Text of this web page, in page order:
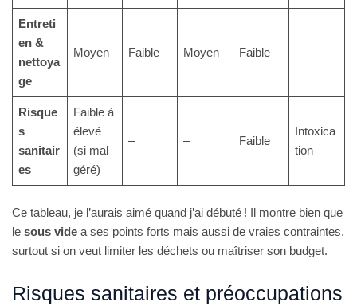
Entreti
en &
nettoya
ge
Moyen Faible Moyen Faible –
Risque
s
sanitair
es
Faible à
élevé
(si mal
géré)
– – Faible
Intoxica
tion
Ce tableau, je l’aurais aimé quand j’ai débuté ! Il montre bien que
le sous vide a ses points forts mais aussi de vraies contraintes,
surtout si on veut limiter les déchets ou maîtriser son budget.
Risques sanitaires et préoccupations